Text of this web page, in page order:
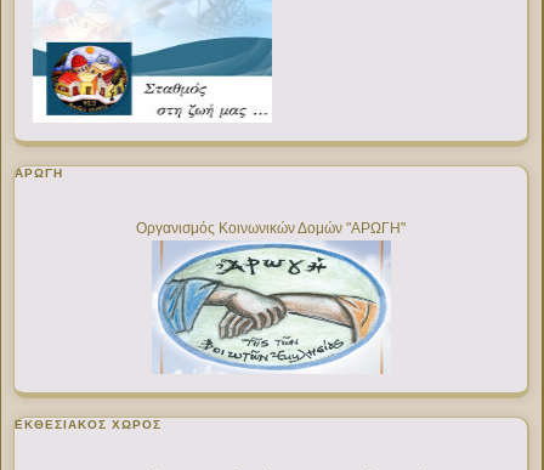
ΑΡΩΓΗ
Οργανισμός Κοινωνικών Δομών "ΑΡΩΓΗ"
ΕΚΘΕΣΙΑΚΌΣ ΧΏΡΟΣ